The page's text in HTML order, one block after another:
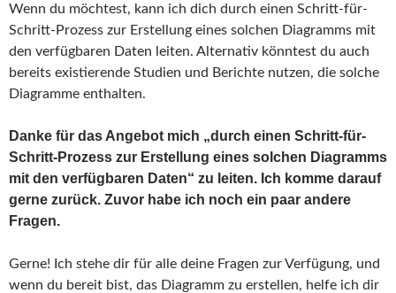
Wenn du möchtest, kann ich dich durch einen Schritt-für-
Schritt-Prozess zur Erstellung eines solchen Diagramms mit
den verfügbaren Daten leiten. Alternativ könntest du auch
bereits existierende Studien und Berichte nutzen, die solche
Diagramme enthalten.
Danke für das Angebot mich „durch einen Schritt-für-
Schritt-Prozess zur Erstellung eines solchen Diagramms
mit den verfügbaren Daten“ zu leiten. Ich komme darauf
gerne zurück. Zuvor habe ich noch ein paar andere
Fragen.
Gerne! Ich stehe dir für alle deine Fragen zur Verfügung, und
wenn du bereit bist, das Diagramm zu erstellen, helfe ich dir